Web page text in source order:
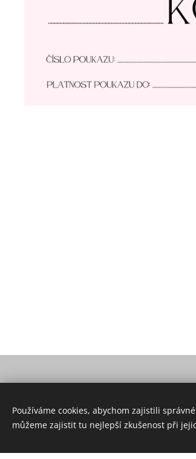
Používáme cookies, abychom zajistili
můžeme zajistit tu nejlepší zkušenost při